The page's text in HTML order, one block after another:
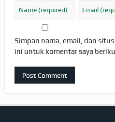
Simpan nama, email, dan
ini untuk komentar saya